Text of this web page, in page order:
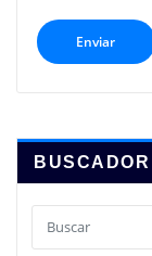
BUSCADOR